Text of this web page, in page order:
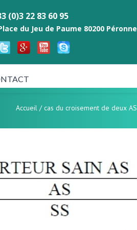
(0)3 22 83 60 95
du Jeu de Paume 80200 Péronne
Accueil /cas du croisement de deux AS